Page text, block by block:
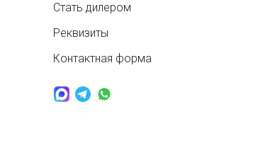
Стать дилером
Реквизиты
Контактная форма